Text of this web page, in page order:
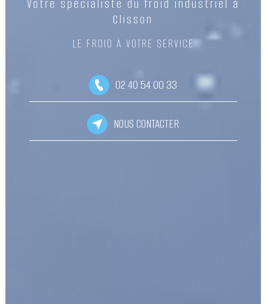
Votre spécialiste du froid industriel à
Clisson
LE FROID À VOTRE SERVICE
02 40 54 00 33
NOUS CONTACTER